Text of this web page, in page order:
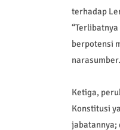
terhadap
berpotensi
narasumber.
Ketiga,
Konstitusi
jabatannya;